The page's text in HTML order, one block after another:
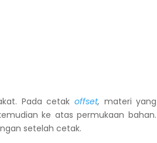
Pada cetak offset, materi yang
ke atas permukaan bahan.
setelah cetak.